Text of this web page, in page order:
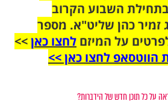
השבוע הקרוב
כהן שליט"א. מספר
על המיזם לחצו כאן>>
הווטסאפ לחצו כאן >>
על כל תוכן חדש של הידברות?